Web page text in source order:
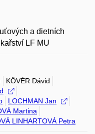
a dietních
LF MU
KÖVÉR Dávid
LOCHMAN Jan
Martina
LINHARTOVÁ Petra